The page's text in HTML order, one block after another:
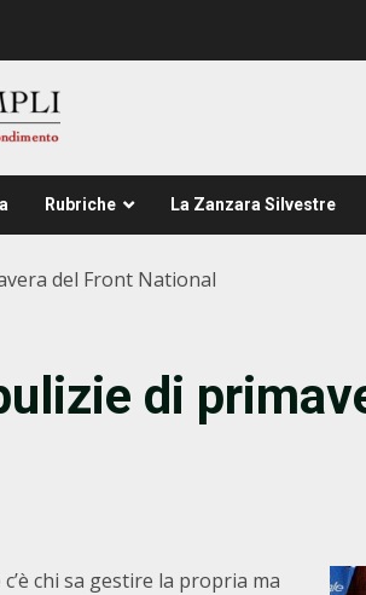
Rubriche La Zanzara Silvestre
del Front National
di
chi sa gestire la propria ma